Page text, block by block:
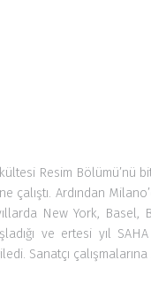
Resim Bölümü’nü
çalıştı. Ardından Milan
New York,
ve ertesi yıl
. Sanatçı